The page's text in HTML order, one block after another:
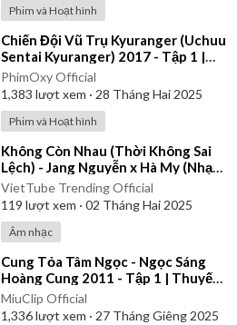
Phim và Hoạt hình
⁣Chiến Đội Vũ Trụ Kyuranger (Uchuu
Sentai Kyuranger) 2017 - Tập 1 |
Thuyết Minh
PhimOxy Official
1,383 lượt xem · 28 Tháng Hai 2025
Phim và Hoạt hình
⁣Không Còn Nhau (Thời Không Sai
Lệch) - Jang Nguyễn x Hà My (Nhạc
Hoa Lời Việt)
VietTube Trending Official
119 lượt xem · 02 Tháng Hai 2025
Âm nhạc
⁣Cung Tỏa Tâm Ngọc - Ngọc Sáng
Hoàng Cung 2011 - Tập 1 | Thuyết
Minh
MiuClip Official
1,336lượt xem · 27 Tháng Giêng 2025